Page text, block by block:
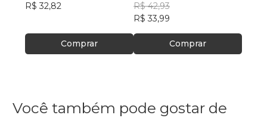
R$ 32,82
Comprar
SOUZA JUNIOR
R$ 42,93
R$ 33,99
Comprar
Você também pode gostar de